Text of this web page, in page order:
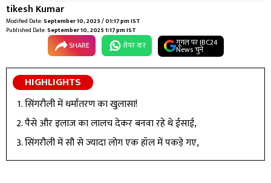
tikesh Kumar
Modified Date:September 10, 2025 / 01:17 pm IST
Published Date:September 10, 2025 1:17 pm IST
SHARE शेयर कर गूगल पर IBC24
News चुनें
HIGHLIGHTS
सिंगरौली में धर्मांतरण का खुलासा!
पैसे और इलाज का लालच देकर बनवा रहे थे ईसाई,
सिंगरौली में सौ से ज्यादा लोग एक हॉल में पकड़े गए,